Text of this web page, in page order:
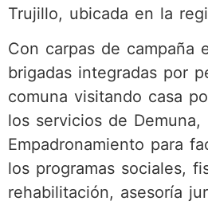
Trujillo, ubicada en la
Con carpas de campaña
brigadas integradas por
comuna visitando casa
los servicios de
Empadronamiento para
los programas sociales,
rehabilitación, asesoría